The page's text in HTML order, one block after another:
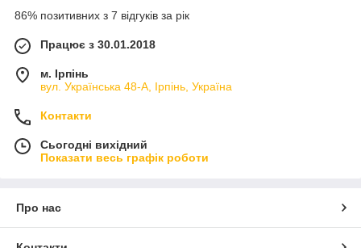
86% позитивних з 7 відгуків за рік
Працює з 30.01.2018
м. Ірпінь
вул. Українська 48-А, Ірпінь, Україна
Контакти
Сьогодні вихідний
Показати весь графік роботи
Про нас